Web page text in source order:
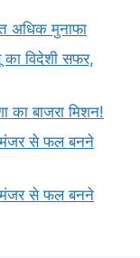
अधिक मुनाफा
विदेशी सफर,
का बाजरा मिशन!
से फल बनने
से फल बनने